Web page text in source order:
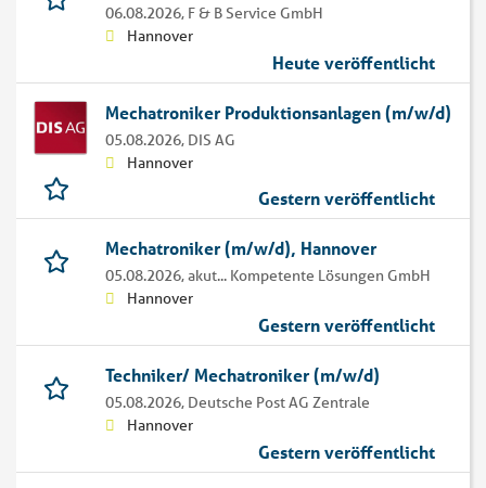
06.08.2026, F & B Service GmbH
Hannover
Heute veröffentlicht
Mechatroniker Produktionsanlagen (m/w/d)
05.08.2026, DIS AG
Hannover
Gestern veröffentlicht
Mechatroniker (m/w/d), Hannover
05.08.2026,akut... Kompetente Lösungen GmbH
Hannover
Gestern veröffentlicht
Techniker/ Mechatroniker (m/w/d)
05.08.2026, Deutsche Post AG Zentrale
Hannover
Gestern veröffentlicht